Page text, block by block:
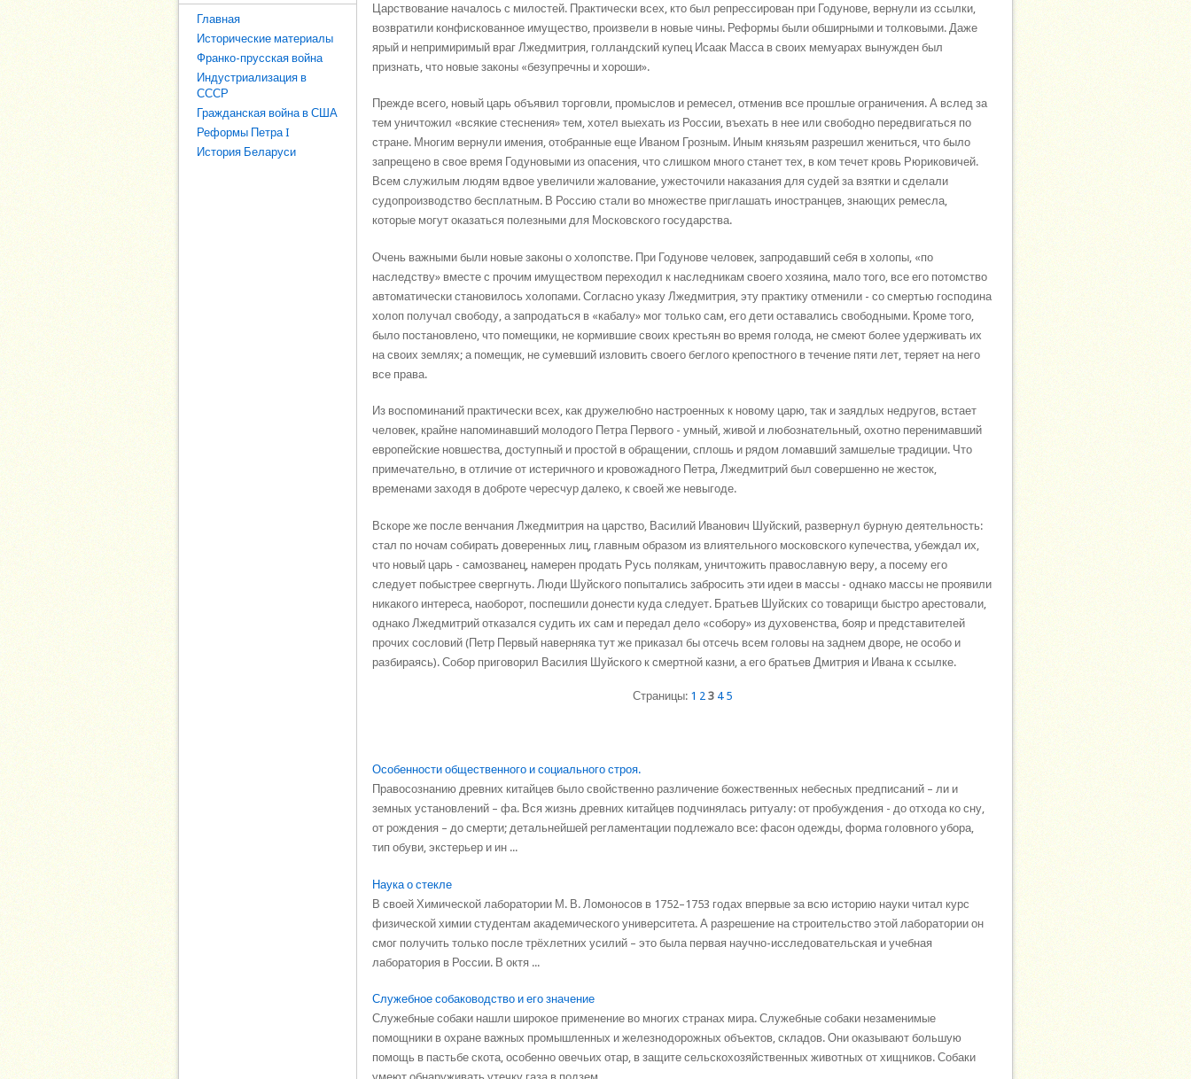
Главная
Исторические материалы
Франко-прусская война
Индустриализация в
СССР
Гражданская война в США
Реформы Петра I
История Беларуси
Царствование началось с милостей. Практически всех, кто был репрессирован при Годунове, вернули из ссылки,
возвратили конфискованное имущество, произвели в новые чины. Реформы были обширными и толковыми. Даже
ярый и непримиримый враг Лжедмитрия, голландский купец Исаак Масса в своих мемуарах вынужден был
признать, что новые законы «безупречны и хороши».
Прежде всего, новый царь объявил торговли, промыслов и ремесел, отменив все прошлые ограничения. А вслед за
тем уничтожил «всякие стеснения» тем, хотел выехать из России, въехать в нее или свободно передвигаться по
стране. Многим вернули имения, отобранные еще Иваном Грозным. Иным князьям разрешил жениться, что было
запрещено в свое время Годуновыми из опасения, что слишком много станет тех, в ком течет кровь Рюриковичей.
Всем служилым людям вдвое увеличили жалование, ужесточили наказания для судей за взятки и сделали
судопроизводство бесплатным. В Россию стали во множестве приглашать иностранцев, знающих ремесла,
которые могут оказаться полезными для Московского государства.
Очень важными были новые законы о холопстве. При Годунове человек, запродавший себя в холопы, «по
наследству» вместе с прочим имуществом переходил к наследникам своего хозяина, мало того, все его потомство
автоматически становилось холопами. Согласно указу Лжедмитрия, эту практику отменили - со смертью господина
холоп получал свободу, а запродаться в «кабалу» мог только сам, его дети оставались свободными. Кроме того,
было постановлено, что помещики, не кормившие своих крестьян во время голода, не смеют более удерживать их
на своих землях; а помещик, не сумевший изловить своего беглого крепостного в течение пяти лет, теряет на него
все права.
Из воспоминаний практически всех, как дружелюбно настроенных к новому царю, так и заядлых недругов, встает
человек, крайне напоминавший молодого Петра Первого - умный, живой и любознательный, охотно перенимавший
европейские новшества, доступный и простой в обращении, сплошь и рядом ломавший замшелые традиции. Что
примечательно, в отличие от истеричного и кровожадного Петра, Лжедмитрий был совершенно не жесток,
временами заходя в доброте чересчур далеко, к своей же невыгоде.
Вскоре же после венчания Лжедмитрия на царство, Василий Иванович Шуйский, развернул бурную деятельность:
стал по ночам собирать доверенных лиц, главным образом из влиятельного московского купечества, убеждал их,
что новый царь - самозванец, намерен продать Русь полякам, уничтожить православную веру, а посему его
следует побыстрее свергнуть. Люди Шуйского попытались забросить эти идеи в массы - однако массы не проявили
никакого интереса, наоборот, поспешили донести куда следует. Братьев Шуйских со товарищи быстро арестовали,
однако Лжедмитрий отказался судить их сам и передал дело «собору» из духовенства, бояр и представителей
прочих сословий (Петр Первый наверняка тут же приказал бы отсечь всем головы на заднем дворе, не особо и
разбираясь). Собор приговорил Василия Шуйского к смертной казни, а его братьев Дмитрия и Ивана к ссылке.
Страницы: 1 2 3 4 5
Особенности общественного и социального строя.
Правосознанию древних китайцев было свойственно различение божественных небесных предписаний – ли и
земных установлений – фа. Вся жизнь древних китайцев подчинялась ритуалу: от пробуждения - до отхода ко сну,
от рождения – до смерти; детальнейшей регламентации подлежало все: фасон одежды, форма головного убора,
тип обуви, экстерьер и ин ...
Наука о стекле
В своей Химической лаборатории М. В. Ломоносов в 1752–1753 годах впервые за всю историю науки читал курс
физической химии студентам академического университета. А разрешение на строительство этой лаборатории он
смог получить только после трёхлетних усилий – это была первая научно-исследовательская и учебная
лаборатория в России. В октя ...
Служебное собаководство и его значение
Служебные собаки нашли широкое применение во многих странах мира. Служебные собаки незаменимые
помощники в охране важных промышленных и железнодорожных объектов, складов. Они оказывают большую
помощь в пастьбе скота, особенно овечьих отар, в защите сельскохозяйственных животных от хищников. Собаки